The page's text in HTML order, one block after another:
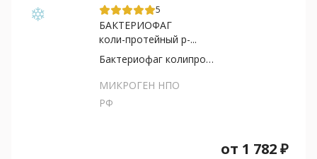
5
БАКТЕРИОФАГ
коли-протейный р-...
Бактериофаг колипротейный
МИКРОГЕН НПО
РФ
от 1 782₽